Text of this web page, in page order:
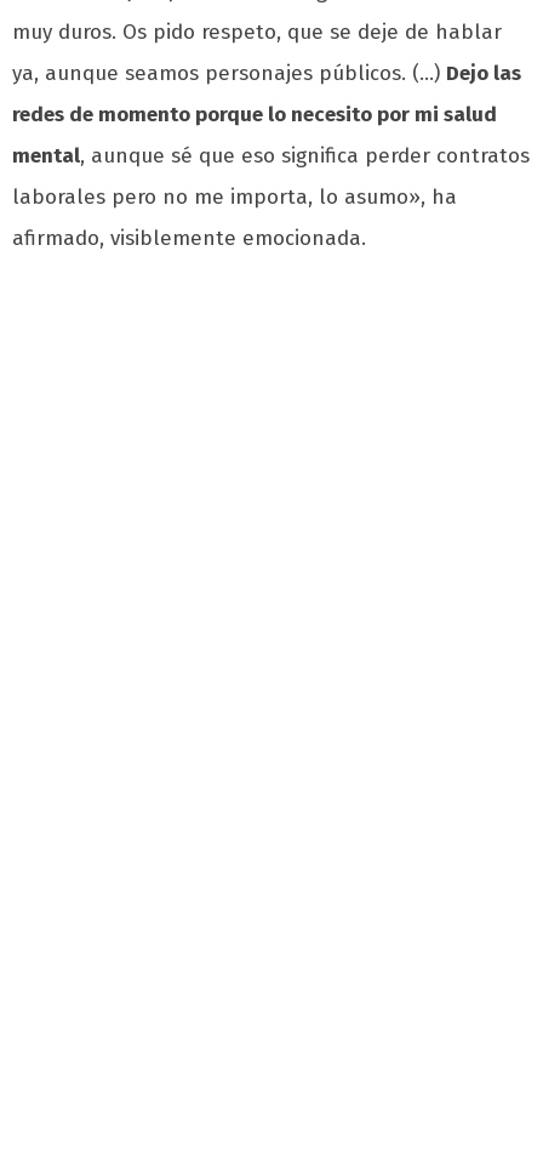
muy duros. Os pido respeto, que se deje de hablar
ya, aunque seamos personajes públicos. (…) Dejo las
redes de momento porque lo necesito por mi salud
mental, aunque sé que eso significa perder contratos
laborales pero no me importa, lo asumo», ha
afirmado, visiblemente emocionada.